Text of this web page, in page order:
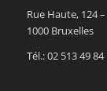
Rue Haute, 124
1000 Bruxelles
Tél.: 02 513 49 84